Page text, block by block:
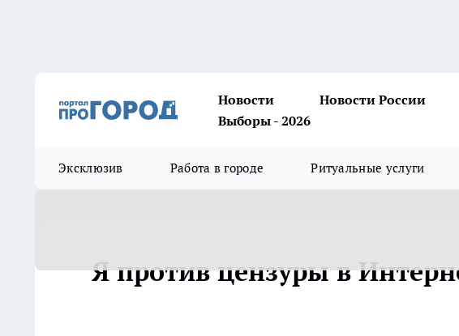
Новости Новости России
Выборы - 2026
Эксклюзив Работа в городе Ритуальные услуги
Я против цензуры в